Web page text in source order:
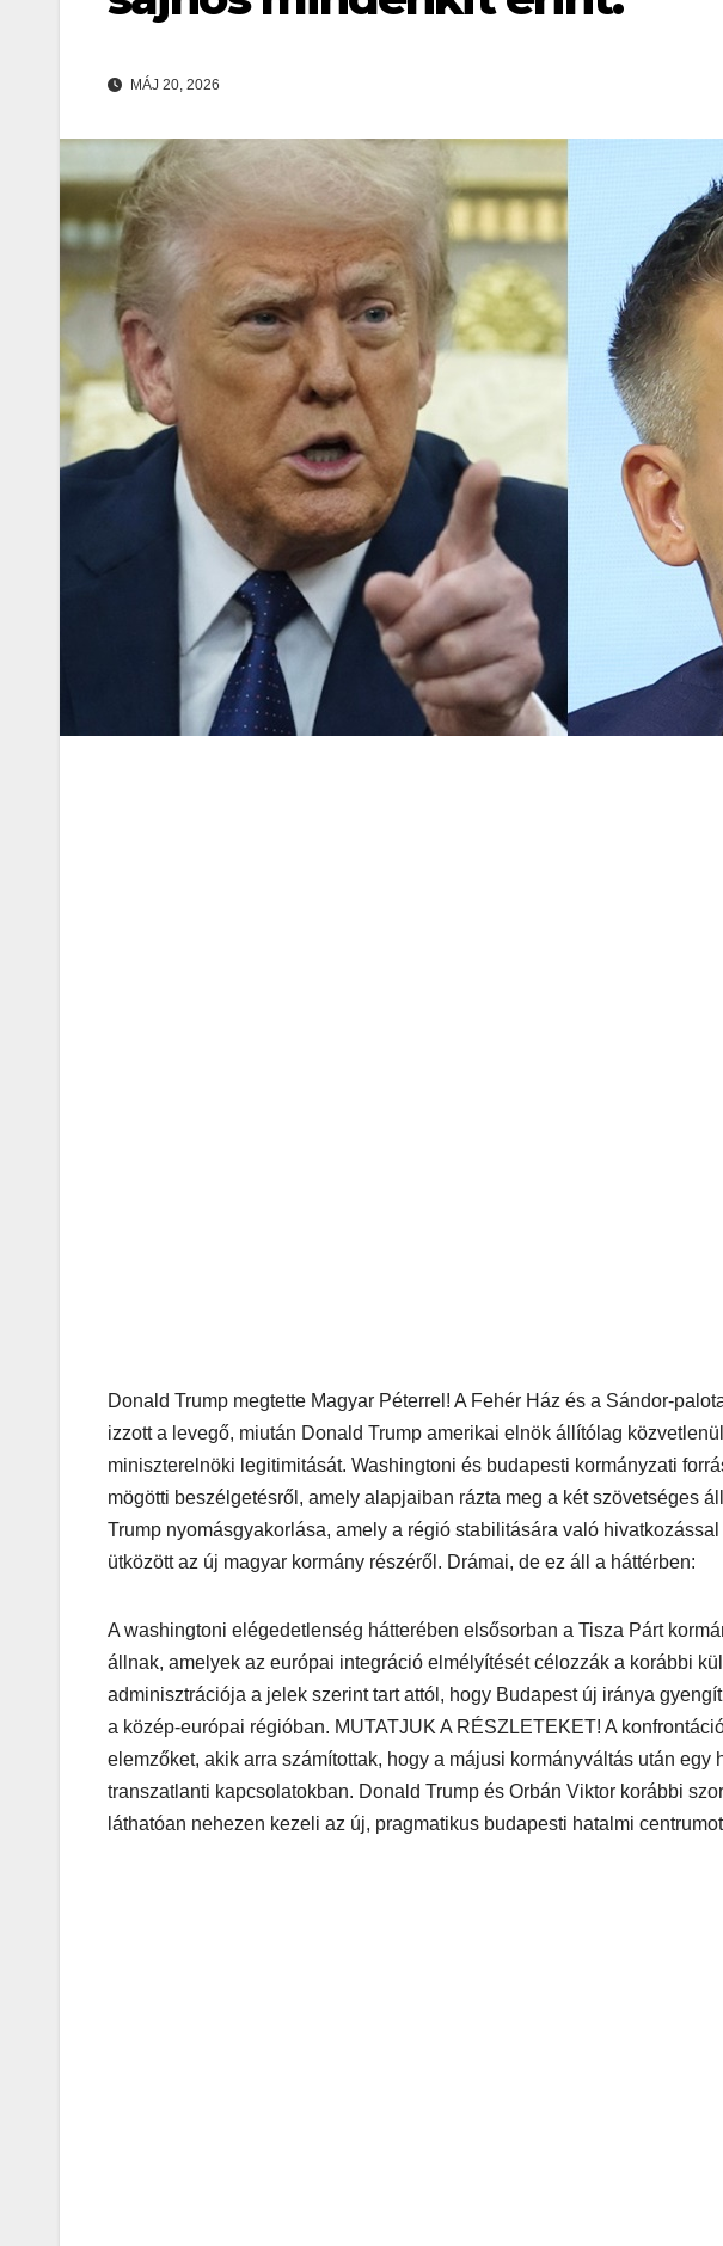
MÁJ 20, 2026
Donald Trump megtette Magyar Péterrel! A Fehér Ház és a Sándor-
izzott a levegő, miután Donald Trump amerikai elnök állítólag
miniszterelnöki legitimitását. Washingtoni és budapesti kormányzati
mögötti beszélgetésről, amely alapjaiban rázta meg a két szövetséges
Trump nyomásgyakorlása, amely a régió stabilitására való
ütközött az új magyar kormány részéről. Drámai, de ez áll a háttérben:
A washingtoni elégedetlenség hátterében elsősorban a Tisza Párt
állnak, amelyek az európai integráció elmélyítését célozzák a korábbi
adminisztrációja a jelek szerint tart attól, hogy Budapest új iránya
a közép-európai régióban. MUTATJUK A RÉSZLETEKET! A
elemzőket, akik arra számítottak, hogy a májusi kormányváltás után egy
transzatlanti kapcsolatokban. Donald Trump és Orbán Viktor korábbi
láthatóan nehezen kezeli az új, pragmatikus budapesti hatalmi